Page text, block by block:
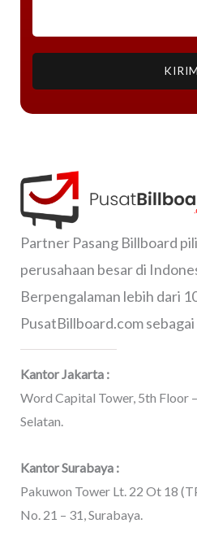
KIRIM
Partner Pasang Billboard
perusahaan besar di
Berpengalaman lebih dari
PusatBillboard.com
Kantor Jakarta :
Word Capital Tower, 5th Floor
Selatan.
Kantor Surabaya :
Pakuwon Tower Lt. 22 Ot 18
No. 21 – 31, Surabaya.